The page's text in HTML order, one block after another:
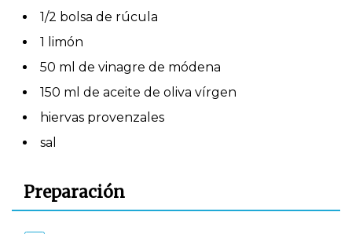
1/2 bolsa de rúcula
1 limón
50 ml de vinagre de módena
150 ml de aceite de oliva vírgen
hiervas provenzales
sal
Preparación